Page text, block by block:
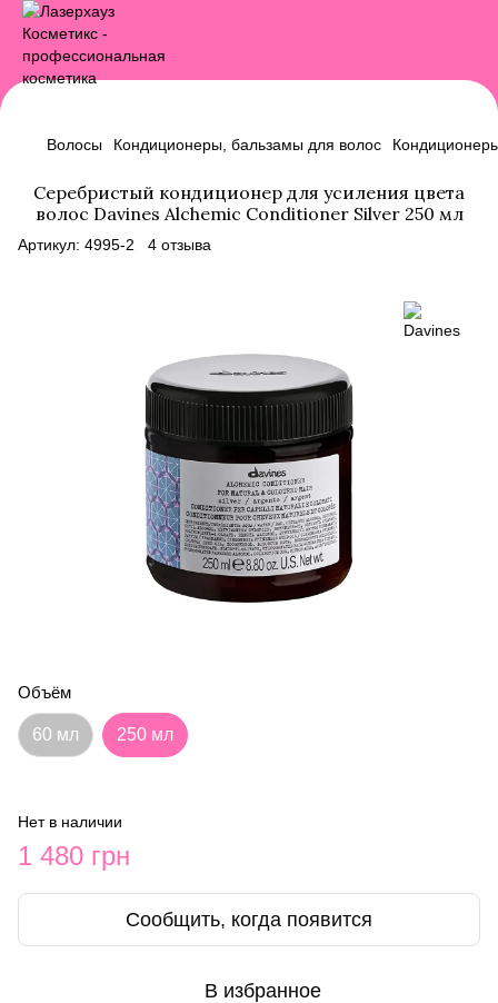
Волосы Кондиционеры, бальзамы для волос
Серебристый кондиционер для усиления цвета
волос Davines Alchemic Conditioner Silver 250 мл
Артикул: 4995-2 4 отзыва
Объём
60 мл 250 мл
Нет в наличии
1 480 грн
Сообщить, когда появится
В избранное